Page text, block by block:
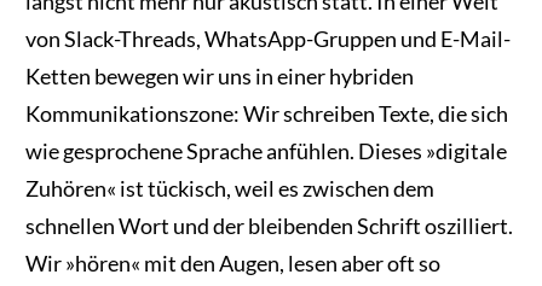
von Slack-Threads, WhatsApp-Gruppen und E-Mail-
Ketten bewegen wir uns in einer hybriden
Kommunikationszone: Wir schreiben Texte, die sich
wie gesprochene Sprache anfühlen. Dieses »digitale
Zuhören« ist tückisch, weil es zwischen dem
schnellen Wort und der bleibenden Schrift oszilliert.
Wir »hören« mit den Augen, lesen aber oft so